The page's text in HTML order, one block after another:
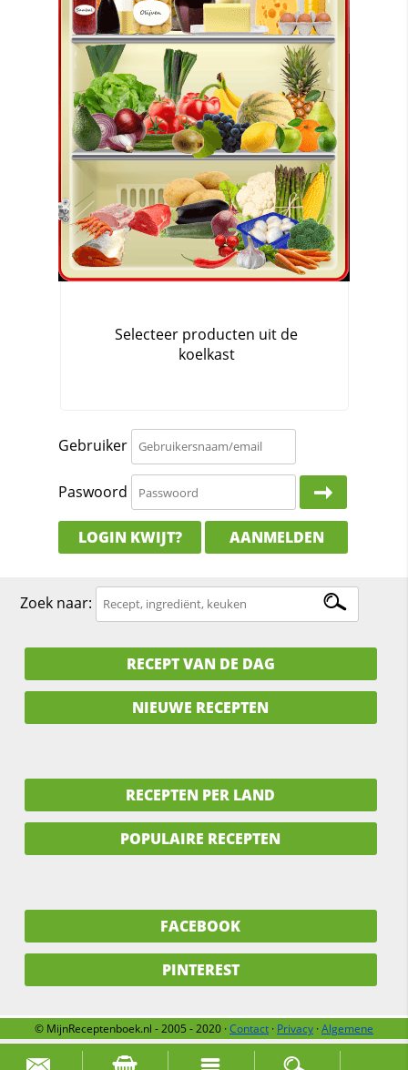
Zoek naar:
Gebruiker
Paswoord
LOGIN KWIJT? AANMELDEN
Zoek naar:
RECEPT VAN DE DAG
NIEUWE RECEPTEN
RECEPTEN PER LAND
POPULAIRE RECEPTEN
FACEBOOK
PINTEREST
© MijnReceptenboek.nl - 2005 - 2020 ·Contact · Privacy ·Algemene
voorwaarden
Over ons